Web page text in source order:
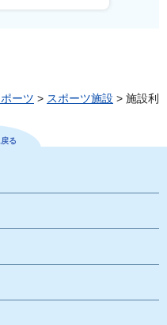
ーツ > スポーツ施設 > 施設利
る